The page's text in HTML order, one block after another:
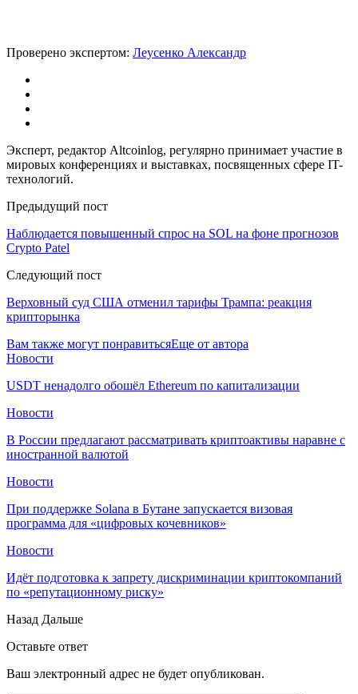
Проверено экспертом: Леусенко Александр
Эксперт, редактор Altcoinlog, регулярно принимает участие в
мировых конференциях и выставках, посвященных сфере IT-
технологий.
Предыдущий пост
Наблюдается повышенный спрос на SOL на фоне прогнозов
Crypto Patel
Следующий пост
Верховный суд США отменил тарифы Трампа: реакция
крипторынка
Вам также могут понравитьсяЕще от автора
Новости
USDT ненадолго обошёл Ethereum по капитализации
Новости
В России предлагают рассматривать криптоактивы наравне с
иностранной валютой
Новости
При поддержке Solana в Бутане запускается визовая
программа для «цифровых кочевников»
Новости
Идёт подготовка к запрету дискриминации криптокомпаний
по «репутационному риску»
Назад Дальше
Оставьте ответ
Ваш электронный адрес не будет опубликован.